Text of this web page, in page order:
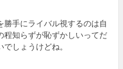
手にライバル視するのは自
程知らずが恥ずかしいってだ
しょうけどね。